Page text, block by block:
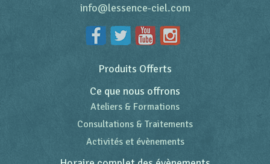
info@lessence-ciel.com
Produits Offerts
Ce que nous offrons
Ateliers & Formations
Consultations & Traitements
Activités et évènements